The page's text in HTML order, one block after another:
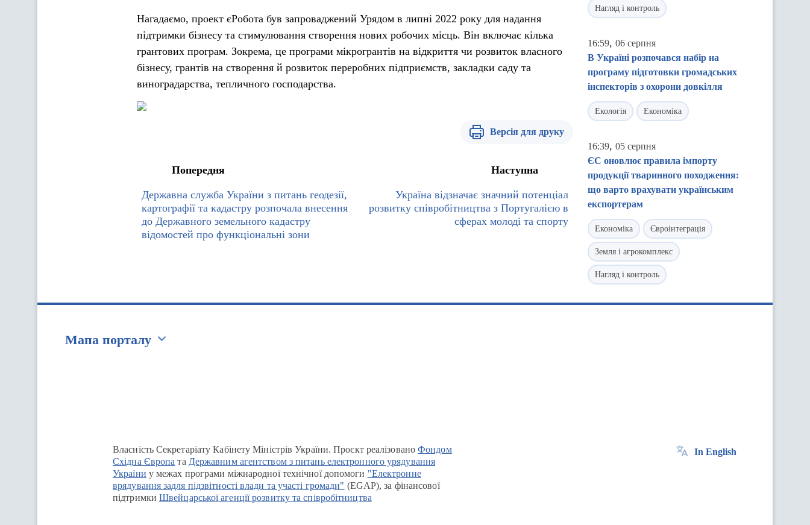
Нагадаємо, проект єРобота був запроваджений Урядом в липні 2022 року для надання
підтримки бізнесу та стимулювання створення нових робочих місць. Він включає кілька
грантових програм. Зокрема, це програми мікрогрантів на відкриття чи розвиток власного
бізнесу, грантів на створення й розвиток переробних підприємств, закладки саду та
виноградарства, тепличного господарства.
Версія для друку
Попередня
Державна служба України з питань геодезії,
картографії та кадастру розпочала внесення
до Державного земельного кадастру
відомостей про функціональні зони
Наступна
Україна відзначає значний потенціал
розвитку співробітництва з Португалією в
сферах молоді та спорту
Нагляд і контроль
16:59, 06 серпня
В Україні розпочався набір на
програму підготовки громадських
інспекторів з охорони довкілля
Екологія Економіка
16:39, 05 серпня
ЄС оновлює правила імпорту
продукції тваринного походження:
що варто врахувати українським
експортерам
Економіка Євроінтеграція
Земля і агрокомплекс
Нагляд і контроль
Мапа порталу
Власність Секретаріату Кабінету Міністрів України. Проєкт реалізованоФондом
Східна Європа та Державним агентством з питань електронного урядування
України у межах програми міжнародної технічної допомоги "Електронне
врядування задля підзвітності влади та участі громади" (EGAP), за фінансової
підтримки Швейцарської агенції розвитку та співробітництва
In English